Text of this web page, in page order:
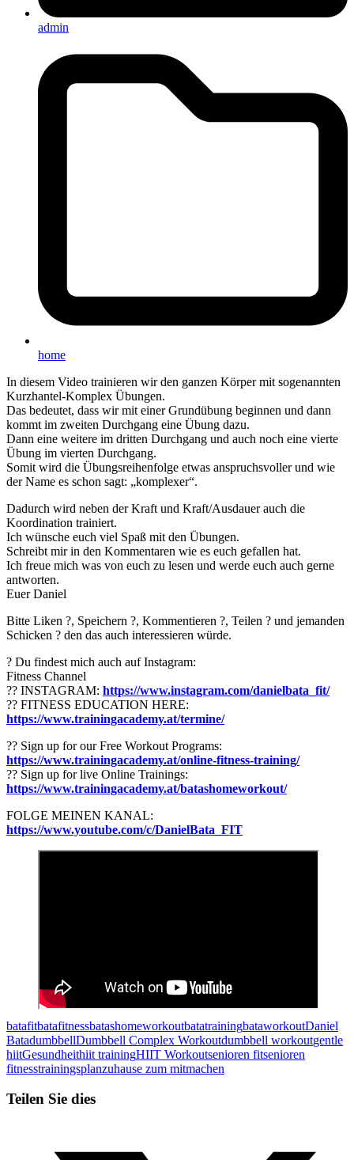
admin
home
In diesem Video trainieren wir den ganzen Körper mit sogenannten
Kurzhantel-Komplex Übungen.
Das bedeutet, dass wir mit einer Grundübung beginnen und dann
kommt im zweiten Durchgang eine Übung dazu.
Dann eine weitere im dritten Durchgang und auch noch eine vierte
Übung im vierten Durchgang.
Somit wird die Übungsreihenfolge etwas anspruchsvoller und wie
der Name es schon sagt: „komplexer“.
Dadurch wird neben der Kraft und Kraft/Ausdauer auch die
Koordination trainiert.
Ich wünsche euch viel Spaß mit den Übungen.
Schreibt mir in den Kommentaren wie es euch gefallen hat.
Ich freue mich was von euch zu lesen und werde euch auch gerne
antworten.
Euer Daniel
Bitte Liken ?, Speichern ?, Kommentieren ?, Teilen ? und jemanden
Schicken ? den das auch interessieren würde.
? Du findest mich auch auf Instagram:
Fitness Channel
?? INSTAGRAM: https://www.instagram.com/danielbata_fit/
?? FITNESS EDUCATION HERE:
https://www.trainingacademy.at/termine/
?? Sign up for our Free Workout Programs:
https://www.trainingacademy.at/online-fitness-training/
?? Sign up for live Online Trainings:
https://www.trainingacademy.at/batashomeworkout/
FOLGE MEINEN KANAL:
https://www.youtube.com/c/DanielBata_FIT
batafitbatafitnessbatashomeworkoutbatatrainingbataworkoutDaniel
BatadumbbellDumbbell Complex Workoutdumbbell workoutgentle
hiitGesundheithiit trainingHIIT Workoutsenioren fitsenioren
fitnesstrainingsplanzuhause zum mitmachen
Teilen Sie dies